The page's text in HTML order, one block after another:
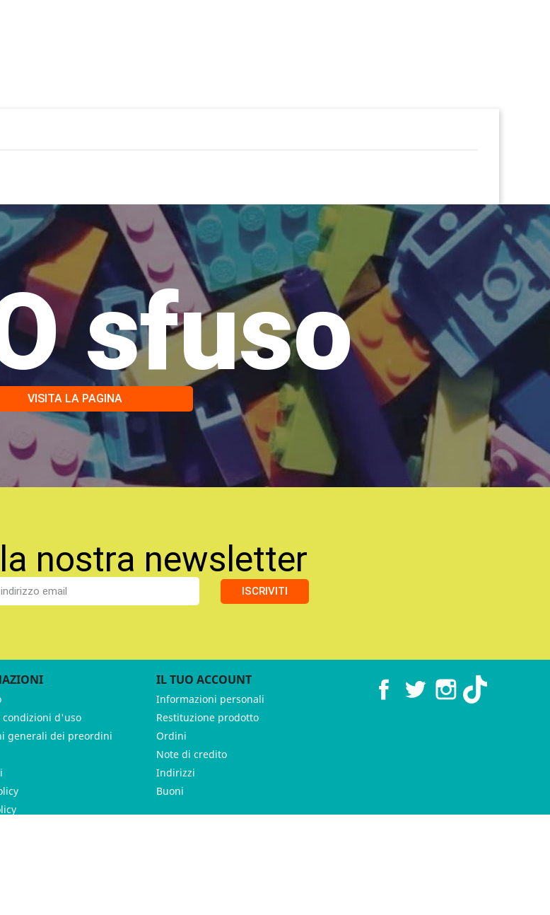
sfuso
VISITA LA PAGINA
nostra newsletter
ISCRIVITI
condizioni d'uso
generali dei preordini
IL TUO ACCOUNT
Informazioni personali
Restituzione prodotto
Ordini
Note di credito
Indirizzi
Buoni
FacebookTwitter Instagram